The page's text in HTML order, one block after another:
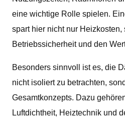
eine wichtige Rolle spielen.
spart hier nicht nur
Betriebssicherheit und den
Besonders sinnvoll ist es, die
nicht isoliert zu betrachten,
Gesamtkonzepts. Dazu
Luftdichtheit, Heiztechnik und